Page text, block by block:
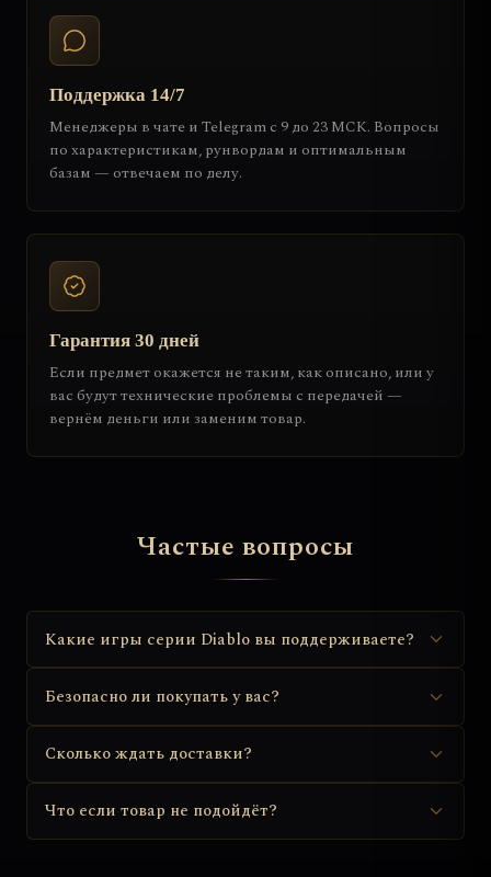
Поддержка 14/7
Менеджеры в чате и Telegram с 9 до 23 МСК. Вопросы
по характеристикам, рунвордам и оптимальным
базам — отвечаем по делу.
Гарантия 30 дней
Если предмет окажется не таким, как описано, или у
вас будут технические проблемы с передачей —
вернём деньги или заменим товар.
Частые вопросы
Какие игры серии Diablo вы поддерживаете?
Безопасно ли покупать у вас?
Сколько ждать доставки?
Что если товар не подойдёт?